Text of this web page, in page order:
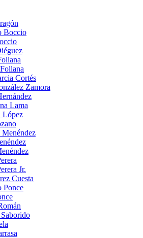
Boccio
Cortés
Zamora
Lama
López
Jr.
Cuesta
Ponce